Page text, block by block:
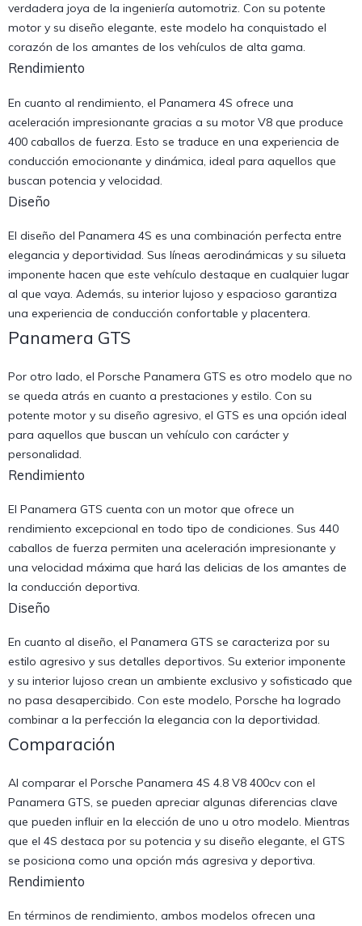
verdadera joya de la ingeniería automotriz. Con su potente
motor y su diseño elegante, este modelo ha conquistado el
corazón de los amantes de los vehículos de alta gama.
Rendimiento
En cuanto al rendimiento, el Panamera 4S ofrece una
aceleración impresionante gracias a su motor V8 que produce
400 caballos de fuerza. Esto se traduce en una experiencia de
conducción emocionante y dinámica, ideal para aquellos que
buscan potencia y velocidad.
Diseño
El diseño del Panamera 4S es una combinación perfecta entre
elegancia y deportividad. Sus líneas aerodinámicas y su silueta
imponente hacen que este vehículo destaque en cualquier lugar
al que vaya. Además, su interior lujoso y espacioso garantiza
una experiencia de conducción confortable y placentera.
Panamera GTS
Por otro lado, el Porsche Panamera GTS es otro modelo que no
se queda atrás en cuanto a prestaciones y estilo. Con su
potente motor y su diseño agresivo, el GTS es una opción ideal
para aquellos que buscan un vehículo con carácter y
personalidad.
Rendimiento
El Panamera GTS cuenta con un motor que ofrece un
rendimiento excepcional en todo tipo de condiciones. Sus 440
caballos de fuerza permiten una aceleración impresionante y
una velocidad máxima que hará las delicias de los amantes de
la conducción deportiva.
Diseño
En cuanto al diseño, el Panamera GTS se caracteriza por su
estilo agresivo y sus detalles deportivos. Su exterior imponente
y su interior lujoso crean un ambiente exclusivo y sofisticado que
no pasa desapercibido. Con este modelo, Porsche ha logrado
combinar a la perfección la elegancia con la deportividad.
Comparación
Al comparar el Porsche Panamera 4S 4.8 V8 400cv con el
Panamera GTS, se pueden apreciar algunas diferencias clave
que pueden influir en la elección de uno u otro modelo. Mientras
que el 4S destaca por su potencia y su diseño elegante, el GTS
se posiciona como una opción más agresiva y deportiva.
Rendimiento
En términos de rendimiento, ambos modelos ofrecen una